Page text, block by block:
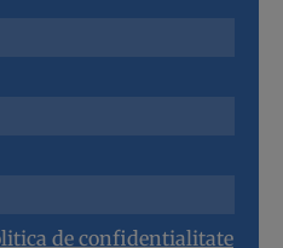
de confidentialitate